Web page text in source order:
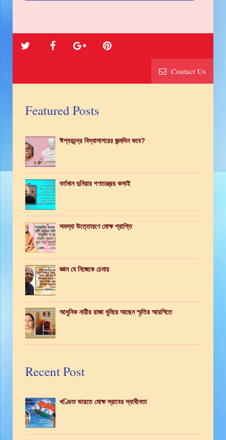
Contact Us
Featured Posts
ঈশ্বরচন্দ্র বিদ্যাসাগরের জন্মদিন কবে?
বর্তমান দুনিয়ার গণতন্ত্রের কসাই
সমস্যা উত্তোরণে মোক্ষ প্রাপ্তি
জ্ঞান যে নিজেকে চেনায়
আধুনিক নারীর রাজা ঘুমিয়ে আছেন স্মৃতির আরশিতে
Recent Post
খণ্ডিত ভারতে মোক্ষ স্রাবের স্বাধীনতা